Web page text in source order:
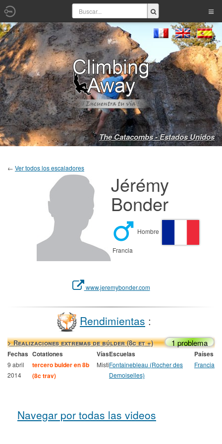
The Catacombs - Estados Unidos
← Ver todos los escaladores
Jérémy
Bonder
Hombre
Francia
www.jeremybonder.com
Rendimientas :
> Realizaciones extremas de búlder (8c et +) 1 problema
Fechas Cotationes VíasEscuelas Países
9 abril
2014
tercero bulder en 8b
(8c trav)
MistiFontainebleau (Rocher des
Demoiselles)
Francia
Navegar por todas las videos